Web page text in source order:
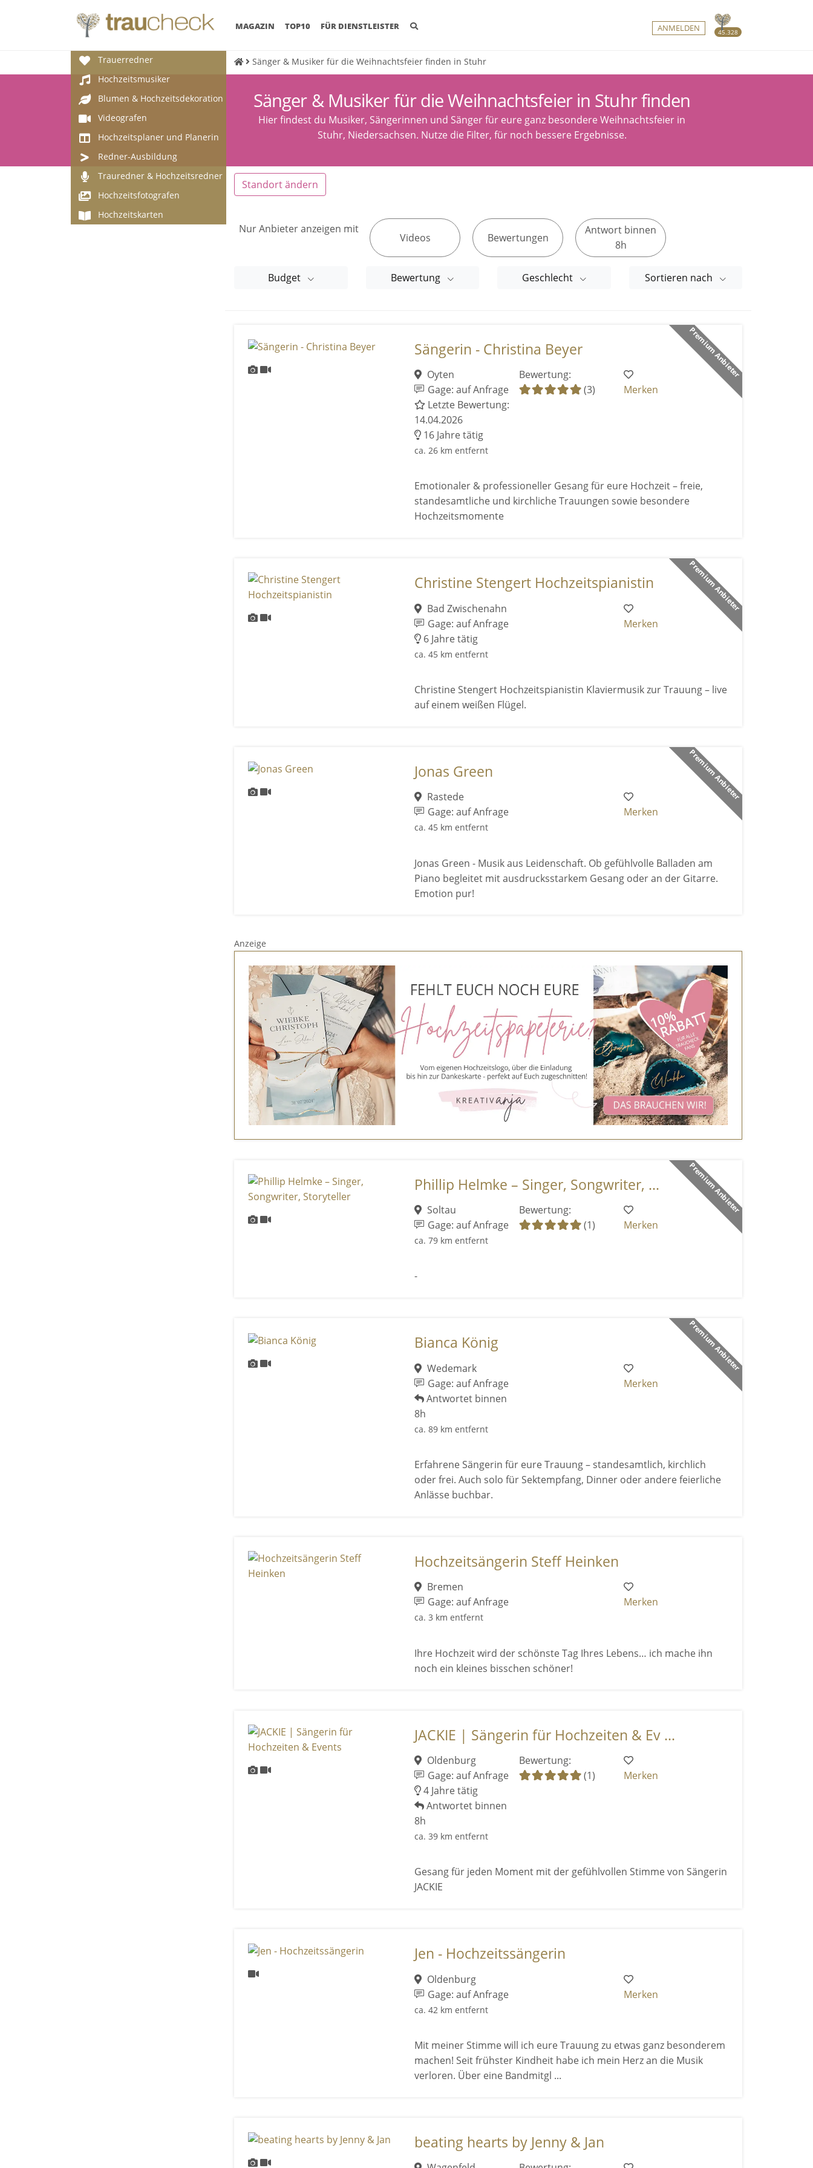
45.328
MAGAZIN (CURRENT)
TOP10 FÜR DIENSTLEISTER ANMELDEN
Trauerredner
Hochzeitsmusiker
Blumen & Hochzeitsdekoration
Videografen
Hochzeitsplaner und Planerin
Redner-Ausbildung
Trauredner & Hochzeitsredner
Hochzeitsfotografen
Hochzeitskarten
Sänger & Musiker für die Weihnachtsfeier finden in Stuhr
Sänger & Musiker für die Weihnachtsfeier in Stuhr finden
Hier findest du Musiker, Sängerinnen und Sänger für eure ganz besondere Weihnachtsfeier in
Stuhr, Niedersachsen. Nutze die Filter, für noch bessere Ergebnisse.
Standort ändern
Nur Anbieter anzeigen mit
Videos Bewertungen
Antwort binnen
8h
Budget Bewertung Geschlecht Sortieren nach
Premium Anbieter
Sängerin - Christina Beyer
Oyten
Gage: auf Anfrage
Letzte Bewertung:
14.04.2026
16 Jahre tätig
ca. 26 km entfernt
Bewertung:
(3)
Merken
Emotionaler & professioneller Gesang für eure Hochzeit – freie,
standesamtliche und kirchliche Trauungen sowie besondere
Hochzeitsmomente
Premium Anbieter
Christine Stengert Hochzeitspianistin
Bad Zwischenahn
Gage: auf Anfrage
6 Jahre tätig
ca. 45 km entfernt
Merken
Christine Stengert Hochzeitspianistin Klaviermusik zur Trauung – live
auf einem weißen Flügel.
Premium Anbieter
Jonas Green
Rastede
Gage: auf Anfrage
ca. 45 km entfernt
Merken
Jonas Green - Musik aus Leidenschaft. Ob gefühlvolle Balladen am
Piano begleitet mit ausdrucksstarkem Gesang oder an der Gitarre.
Emotion pur!
Anzeige
Premium Anbieter
Phillip Helmke – Singer, Songwriter, ...
Soltau
Gage: auf Anfrage
ca. 79 km entfernt
Bewertung:
(1)
Merken
-
Premium Anbieter
Bianca König
Wedemark
Gage: auf Anfrage
Antwortet binnen
8h
ca. 89 km entfernt
Merken
Erfahrene Sängerin für eure Trauung – standesamtlich, kirchlich
oder frei. Auch solo für Sektempfang, Dinner oder andere feierliche
Anlässe buchbar.
Hochzeitsängerin Steff Heinken
Bremen
Gage: auf Anfrage
ca. 3 km entfernt
Merken
Ihre Hochzeit wird der schönste Tag Ihres Lebens… ich mache ihn
noch ein kleines bisschen schöner!
JACKIE | Sängerin für Hochzeiten & Ev ...
Oldenburg
Gage: auf Anfrage
4 Jahre tätig
Antwortet binnen
8h
ca. 39 km entfernt
Bewertung:
(1)
Merken
Gesang für jeden Moment mit der gefühlvollen Stimme von Sängerin
JACKIE
Jen - Hochzeitssängerin
Oldenburg
Gage: auf Anfrage
ca. 42 km entfernt
Merken
Mit meiner Stimme will ich eure Trauung zu etwas ganz besonderem
machen! Seit frühster Kindheit habe ich mein Herz an die Musik
verloren. Über eine Bandmitgl ...
beating hearts by Jenny & Jan